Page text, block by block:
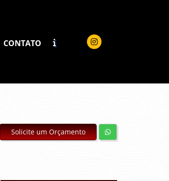
CONTATO
Solicite um Orçamento